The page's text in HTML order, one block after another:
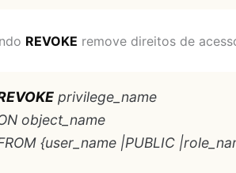
REVOKE remove direitos de
privilege_name
object_name
{user_name |PUBLIC